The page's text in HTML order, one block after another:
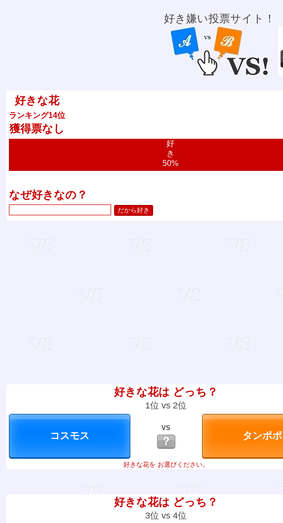
好き嫌い投票サイト！
好きな花
ランキング14位
獲得票なし
好
き
50%
なぜ好きなの？
好きな花は どっち？
1位 vs 2位
VS
？
好きな花を お選びください。
好きな花は どっち？
3位 vs 4位